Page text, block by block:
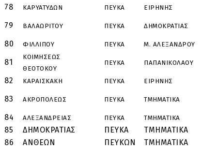
78 ΚΑΡΥΑΤΥΔΩΝ ΠΕΥΚΑ ΕΙΡΗΝΗΣ
79 ΒΑΛΑΩΡΙΤΟΥ ΠΕΥΚΑ ΔΗΜΟΚΡΑΤΙΑΣ
80 ΦΙΛΛΙΠΟΥ ΠΕΥΚΑ Μ. ΑΛΕΞΑΝΔΡΟΥ
81
ΚΟΙΜΗΣΕΩΣ
ΘΕΟΤΟΚΟΥ
ΠΕΥΚΑ ΠΑΠΑΝΙΚΟΛΑΟΥ
82 ΚΑΡΑΙΣΚΑΚΗ ΠΕΥΚΑ ΕΙΡΗΝΗΣ
83 ΑΚΡΟΠΟΛΕΩΣ ΠΕΥΚΑ ΤΜΗΜΑΤΙΚΑ
84 ΑΛΕΞΑΝΔΡΕΙΑΣ ΠΕΥΚΑ ΤΜΗΜΑΤΙΚΑ
85 ΔΗΜΟΚΡΑΤΙΑΣ ΠΕΥΚΑ
TMHMATIKA
86
ΑΝΘΕΩΝ ΠΕΥΚΩΝ
TMHMATIKA